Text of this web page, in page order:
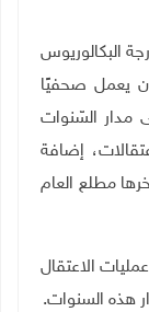
ويحمل درجة البكالوريوس
يعمل صحفيًا
مدار السّنوات
إضافة
مطلع العام
الاعتقال
هذه السنوات.